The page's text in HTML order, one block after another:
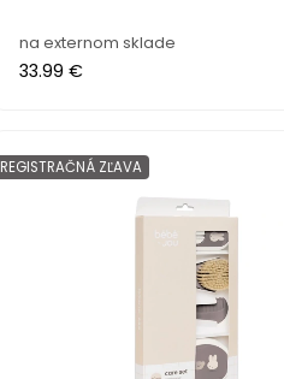
na externom sklade
33.99 €
REGISTRAČNÁ ZĽAVA